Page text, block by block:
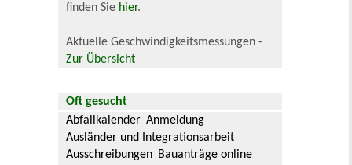
finden Sie hier.
Aktuelle Geschwindigkeitsmessungen -
Zur Übersicht
Oft gesucht
Abfallkalender Anmeldung
Ausländer und Integrationsarbeit
Ausschreibungen Bauanträge online